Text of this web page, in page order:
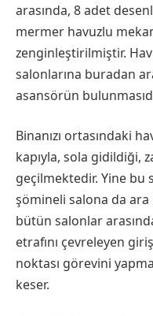
arasında, 8 adet
mermer havuzlu
zenginleştirilmiştir.
salonlarına buradan
asansörün
Binanızı ortasındaki
kapıyla, sola gidildiği,
geçilmektedir. Yine bu
şömineli salona da ara
bütün salonlar
etrafını çevreleyen
noktası görevini
keser.